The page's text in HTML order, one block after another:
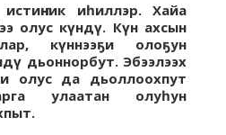
иһиллэр. Хайа
олус күндү. Күн ахсын
күннээҕи олоҕун
дьоннорбут. Эбээлээх
олус да дьоллоохпут
улаатан олуһун